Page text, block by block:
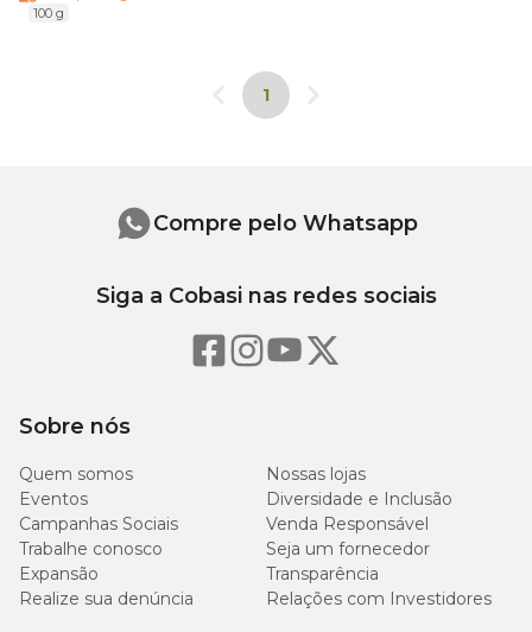
100 g
1
Sobre nós
Quem somos
Nossas lojas
Eventos
Diversidade e Inclusão
Campanhas Sociais
Venda Responsável
Trabalhe conosco
Seja um fornecedor
Expansão
Transparência
Realize sua denúncia
Relações com Investidores
Compre pelo Whatsapp
Siga a Cobasi nas redes sociais